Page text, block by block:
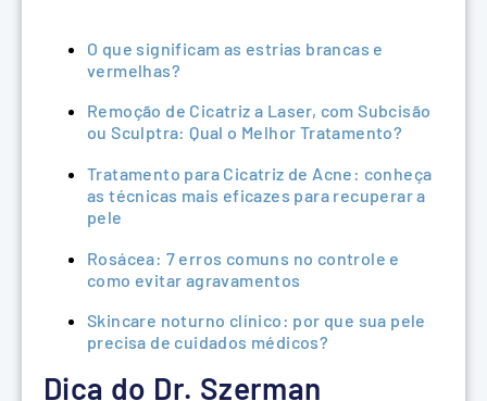
O que significam as estrias brancas e
vermelhas?
Remoção de Cicatriz a Laser, com Subcisão
ou Sculptra: Qual o Melhor Tratamento?
Tratamento para Cicatriz de Acne: conheça
as técnicas mais eficazes para recuperar a
pele
Rosácea: 7 erros comuns no controle e
como evitar agravamentos
Skincare noturno clínico: por que sua pele
precisa de cuidados médicos?
Dica do Dr. Szerman